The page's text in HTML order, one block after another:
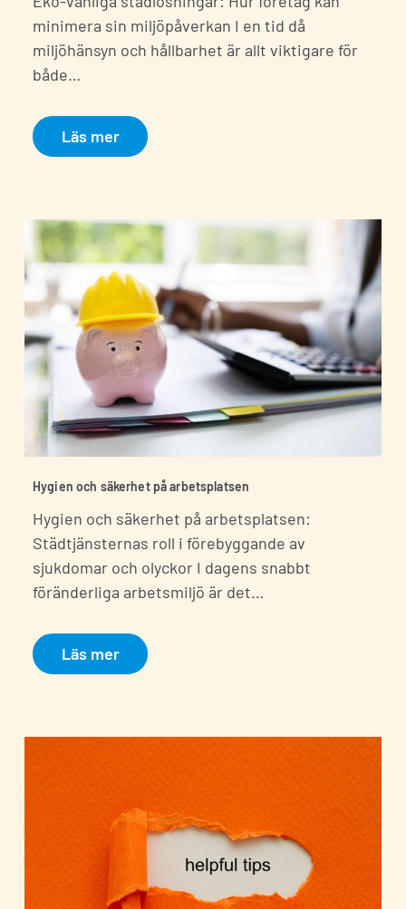
minimera sin miljöpåverkan I en tid då
miljöhänsyn och hållbarhet är allt viktigare för
både…
Läs mer
Hygien och säkerhet på arbetsplatsen
Hygien och säkerhet på arbetsplatsen:
Städtjänsternas roll i förebyggande av
sjukdomar och olyckor I dagens snabbt
föränderliga arbetsmiljö är det…
Läs mer